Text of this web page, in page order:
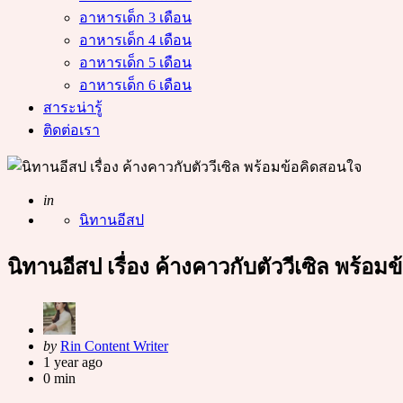
อาหารเด็ก 3 เดือน
อาหารเด็ก 4 เดือน
อาหารเด็ก 5 เดือน
อาหารเด็ก 6 เดือน
สาระน่ารู้
ติดต่อเรา
Posted
in
นิทานอีสป
นิทานอีสป เรื่อง ค้างคาวกับตัววีเซิล พร้อม
Posted
by
by Rin Content Writer
1 year ago
0 min